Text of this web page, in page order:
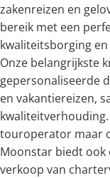
zakenreizen en
bereik met een
kwaliteitsborging
Onze belangrijkste
gepersonaliseerde
en vakantiereizen,
touroperator maar
Moonstar biedt ook
verkoop van